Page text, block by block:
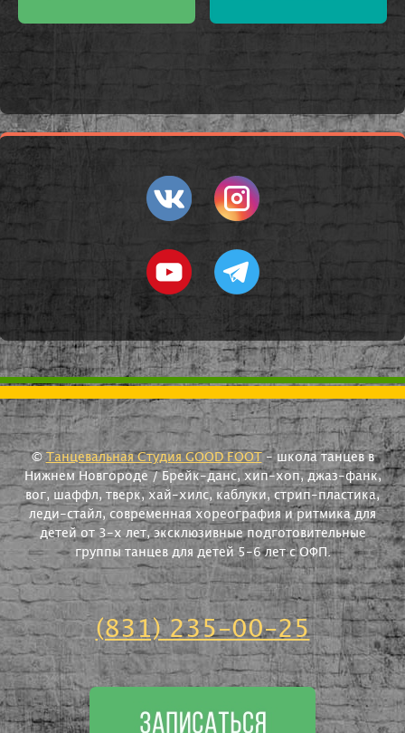
© Танцевальная Студия GOOD FOOT
- школа танцев в
Нижнем Новгороде / Брейк-данс, хип-хоп, джаз-фанк,
вог, шаффл, тверк, хай-хилс, каблуки, стрип-пластика,
леди-стайл, современная хореография и ритмика для
детей от 3-х лет, эксклюзивные подготовительные
группы танцев для детей 5-6 лет с ОФП.
(831) 235-00-25